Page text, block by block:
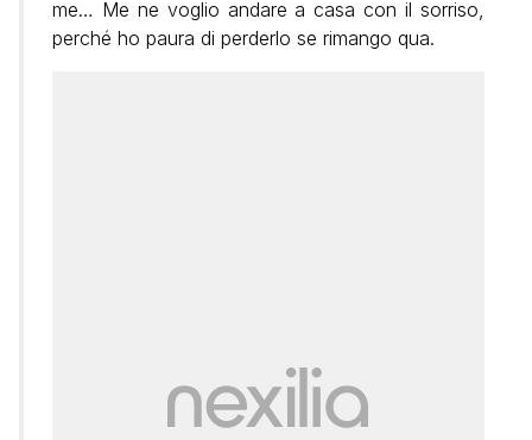
me… Me ne voglio andare a casa con il sorriso,
perché ho paura di perderlo se rimango qua.